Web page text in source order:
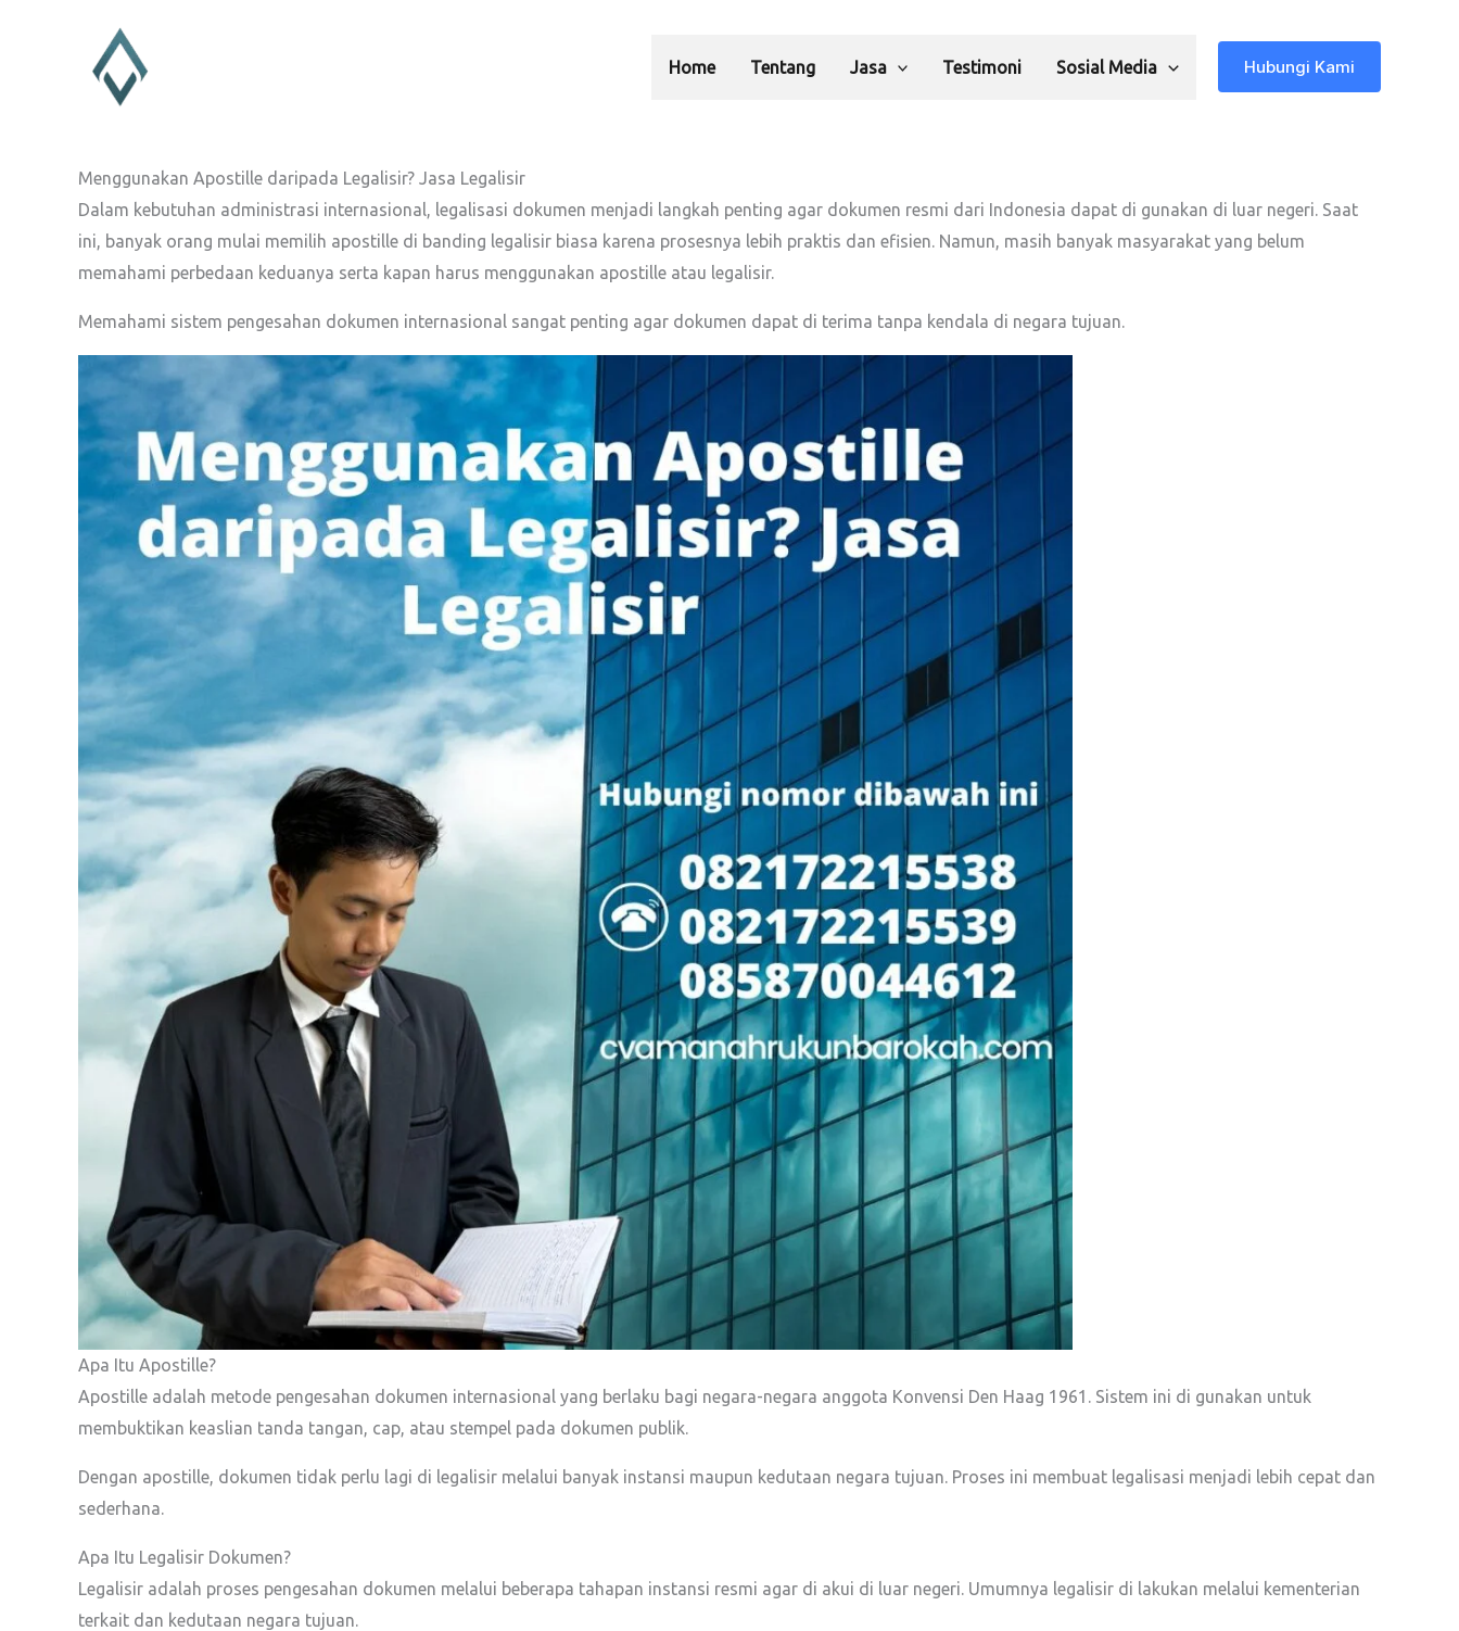
Home Tentang Jasa Testimoni Sosial Media Hubungi Kami
Menggunakan Apostille daripada Legalisir? Jasa Legalisir
Dalam kebutuhan administrasi internasional, legalisasi dokumen menjadi langkah penting agar dokumen resmi dari Indonesia dapat di gunakan di luar negeri. Saat
ini, banyak orang mulai memilih apostille di banding legalisir biasa karena prosesnya lebih praktis dan efisien. Namun, masih banyak masyarakat yang belum
memahami perbedaan keduanya serta kapan harus menggunakan apostille atau legalisir.
Memahami sistem pengesahan dokumen internasional sangat penting agar dokumen dapat di terima tanpa kendala di negara tujuan.
Apa Itu Apostille?
Apostille adalah metode pengesahan dokumen internasional yang berlaku bagi negara-negara anggota Konvensi Den Haag 1961. Sistem ini di gunakan untuk
membuktikan keaslian tanda tangan, cap, atau stempel pada dokumen publik.
Dengan apostille, dokumen tidak perlu lagi di legalisir melalui banyak instansi maupun kedutaan negara tujuan. Proses ini membuat legalisasi menjadi lebih cepat dan
sederhana.
Apa Itu Legalisir Dokumen?
Legalisir adalah proses pengesahan dokumen melalui beberapa tahapan instansi resmi agar di akui di luar negeri. Umumnya legalisir di lakukan melalui kementerian
terkait dan kedutaan negara tujuan.